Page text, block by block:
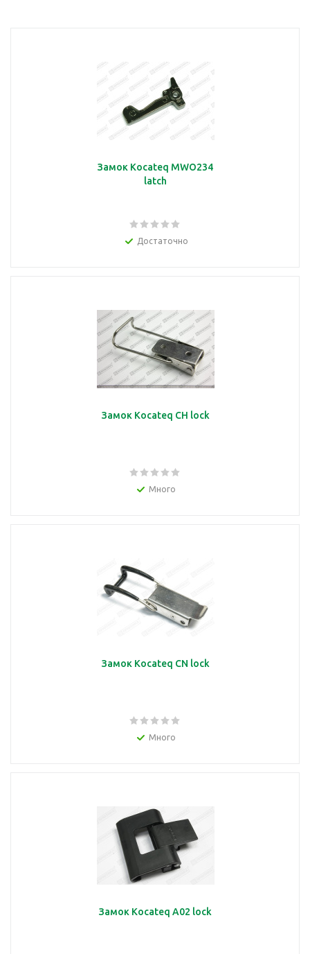
Замок Kocateq MWO234
latch
Достаточно
Замок Kocateq CH lock
Много
Замок Kocateq CN lock
Много
Замок Kocateq A02 lock